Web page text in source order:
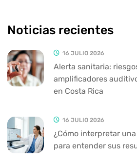
Noticias recientes
16 JULIO 2026
Alerta sanitaria:
amplificadores
en Costa Rica
16 JULIO 2026
¿Cómo interpretar
para entender sus